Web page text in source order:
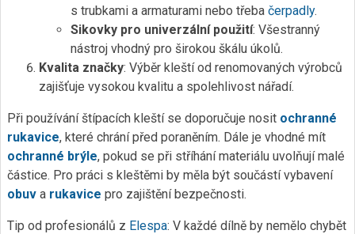
s trubkami a armaturami nebo třeba čerpadly.
Sikovky pro univerzální použití: Všestranný
nástroj vhodný pro širokou škálu úkolů.
Kvalita značky: Výběr kleští od renomovaných výrobců
zajišťuje vysokou kvalitu a spolehlivost nářadí.
Při používání štípacích kleští se doporučuje nosit ochranné
rukavice, které chrání před poraněním. Dále je vhodné mít
ochranné brýle, pokud se při stříhání materiálu uvolňují malé
částice. Pro práci s kleštěmi by měla být součástí vybavení
obuv a rukavice pro zajištění bezpečnosti.
Tip od profesionálů z Elespa: V každé dílně by nemělo chybět